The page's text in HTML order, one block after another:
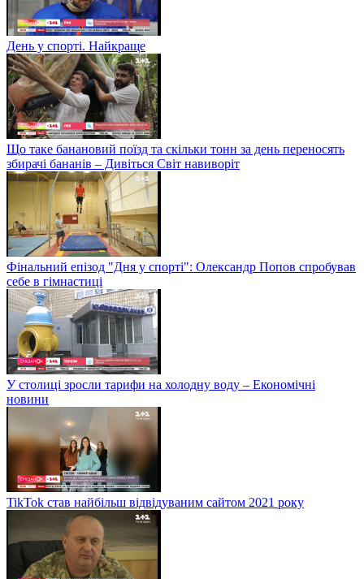
День у спорті. Найкраще
Що таке банановий поїзд та скільки тонн за день переносять
збирачі бананів – Дивіться Світ навиворіт
Фінальний епізод "Дня у спорті": Олександр Попов спробував
себе в гімнастиці
У столиці зросли тарифи на холодну воду – Економічні
новини
TikTok став найбільш відвідуваним сайтом 2021 року